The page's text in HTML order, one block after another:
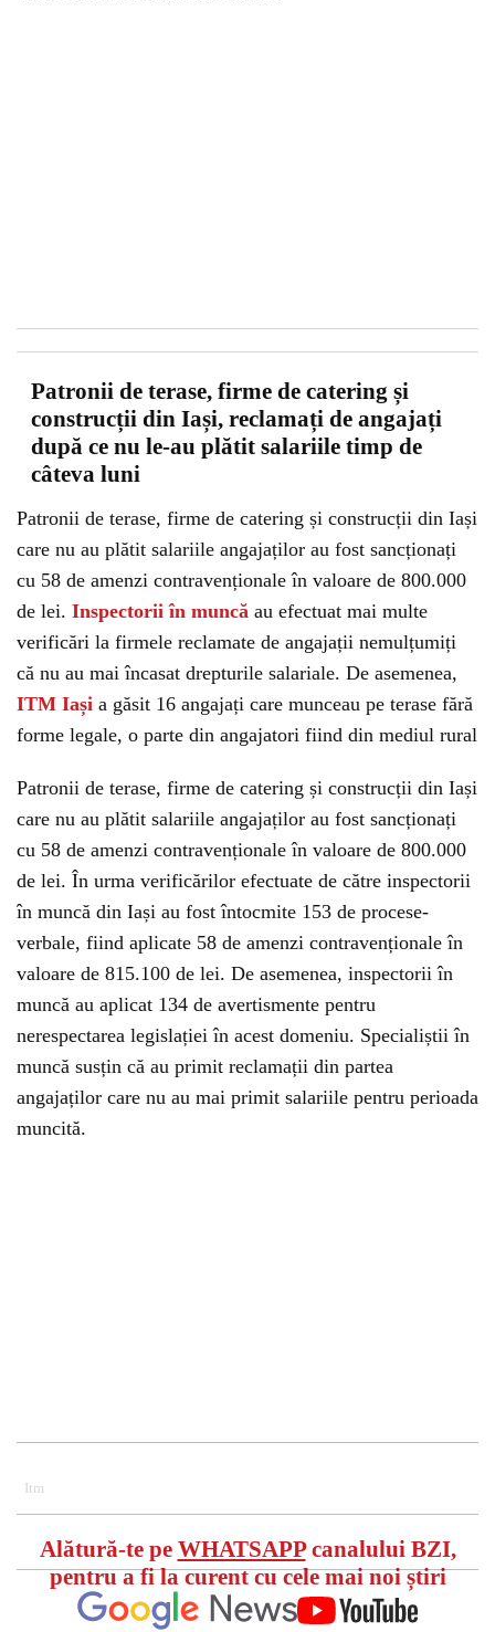
Patronii de terase, firme de catering și
construcții din Iași, reclamați de angajați
după ce nu le-au plătit salariile timp de
câteva luni
Patronii de terase, firme de catering și construcții din Iași
care nu au plătit salariile angajaților au fost sancționați
cu 58 de amenzi contravenționale în valoare de 800.000
de lei. Inspectorii în muncă au efectuat mai multe
verificări la firmele reclamate de angajații nemulțumiți
că nu au mai încasat drepturile salariale. De asemenea,
ITM Iași a găsit 16 angajați care munceau pe terase fără
forme legale, o parte din angajatori fiind din mediul rural
Patronii de terase, firme de catering și construcții din Iași
care nu au plătit salariile angajaților au fost sancționați
cu 58 de amenzi contravenționale în valoare de 800.000
de lei. În urma verificărilor efectuate de către inspectorii
în muncă din Iași au fost întocmite 153 de procese-
verbale, fiind aplicate 58 de amenzi contravenționale în
valoare de 815.100 de lei. De asemenea, inspectorii în
muncă au aplicat 134 de avertismente pentru
nerespectarea legislației în acest domeniu. Specialiștii în
muncă susțin că au primit reclamații din partea
angajaților care nu au mai primit salariile pentru perioada
muncită.
Itm
Alătură-te pe WHATSAPPcanalului BZI,
pentru a fi la curent cu cele mai noi știri